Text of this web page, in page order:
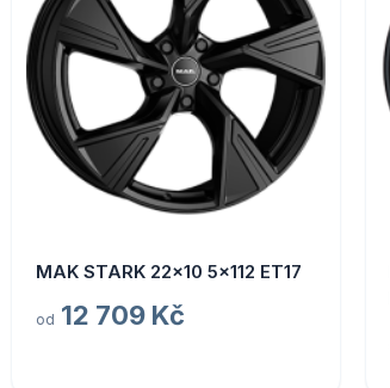
MAK STARK 22x10 5x112 ET17
od 12 709 Kč